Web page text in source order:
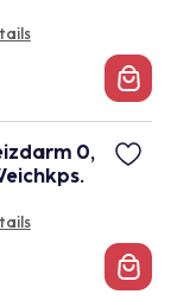
0,